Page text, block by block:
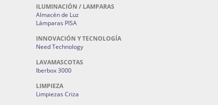
ILUMINACIÓN / LAMPARAS
Almacén de Luz
Lámparas PISA
INNOVACIÓN Y TECNOLOGÍA
Need Technology
LAVAMASCOTAS
Iberbox 3000
LIMPIEZA
Limpiezas Criza